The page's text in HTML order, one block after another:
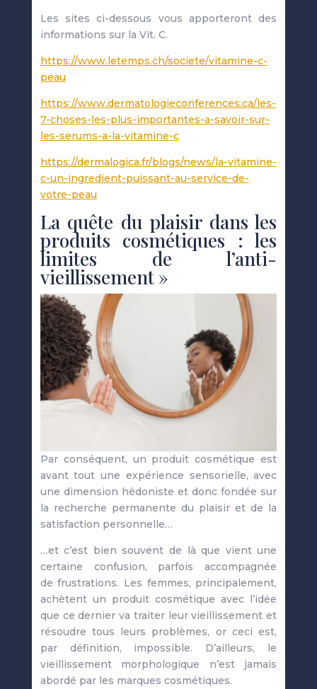
Les sites ci-dessous vous apporteront des
informations sur la Vit. C.
https://www.letemps.ch/societe/vitamine-c-
peau
https://www.dermatologieconferences.ca/les-
7-choses-les-plus-importantes-a-savoir-sur-
les-serums-a-la-vitamine-c
https://dermalogica.fr/blogs/news/la-vitamine-
c-un-ingredient-puissant-au-service-de-
votre-peau
La quête du plaisir dans les
produits cosmétiques : les
limites de l’anti-
vieillissement »
Par conséquent, un produit cosmétique est
avant tout une expérience sensorielle, avec
une dimension hédoniste et donc fondée sur
la recherche permanente du plaisir et de la
satisfaction personnelle…
…et c’est bien souvent de là que vient une
certaine confusion, parfois accompagnée
de frustrations. Les femmes, principalement,
achètent un produit cosmétique avec l’idée
que ce dernier va traiter leur vieillissement et
résoudre tous leurs problèmes, or ceci est,
par définition, impossible. D’ailleurs, le
vieillissement morphologique n’est jamais
abordé par les marques cosmétiques.